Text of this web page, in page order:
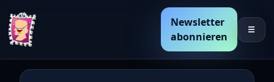
Newsletter
abonnieren
☰